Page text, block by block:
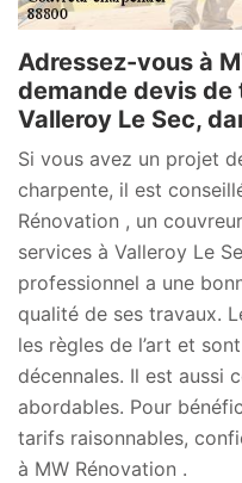
Adressez-vous à
demande devis
Valleroy Le Sec,
Si vous avez un projet
charpente, il est
Rénovation , un
services à Valleroy Le
professionnel a une
qualité de ses travaux.
les règles de l’art et
décennales. Il est aussi
abordables. Pour
tarifs raisonnables,
à MW Rénovation .